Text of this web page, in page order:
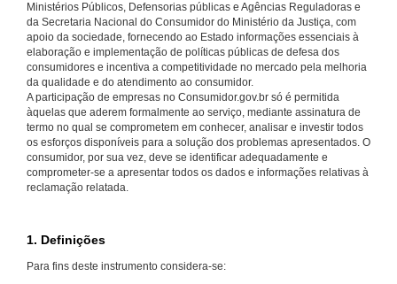
Ministérios Públicos, Defensorias públicas e Agências Reguladoras e
da Secretaria Nacional do Consumidor do Ministério da Justiça, com
apoio da sociedade, fornecendo ao Estado informações essenciais à
elaboração e implementação de políticas públicas de defesa dos
consumidores e incentiva a competitividade no mercado pela melhoria
da qualidade e do atendimento ao consumidor.
A participação de empresas no Consumidor.gov.br só é permitida
àquelas que aderem formalmente ao serviço, mediante assinatura de
termo no qual se comprometem em conhecer, analisar e investir todos
os esforços disponíveis para a solução dos problemas apresentados. O
consumidor, por sua vez, deve se identificar adequadamente e
comprometer-se a apresentar todos os dados e informações relativas à
reclamação relatada.
1. Definições
Para fins deste instrumento considera-se: